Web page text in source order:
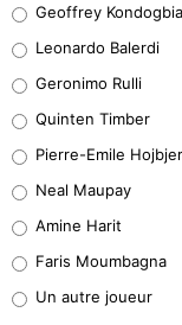
38%
32%
5%
1%
9%
Geoffrey Kondogbia
Leonardo Balerdi
Geronimo Rulli
Quinten Timber
Pierre-Emile
Neal Maupay
Amine Harit
Faris Moumbagna
Un autre joueur